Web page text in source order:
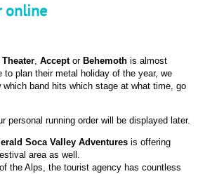
online
Theater, Acceptor Behemoth is almost
to plan their metal holiday of the year, we
band hits which stage at what time, go
running order will be displayed later.
Soca Valley Adventures is offering
area as well.
the Alps, the tourist agency has countless